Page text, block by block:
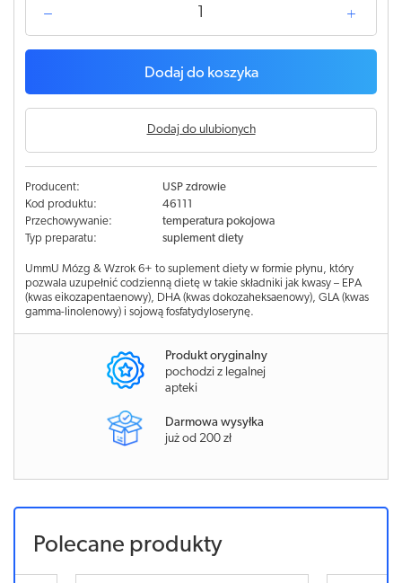
Dodaj do koszyka
Dodaj do ulubionych
Producent:
USP zdrowie
Kod produktu:
46111
Przechowywanie:
temperatura pokojowa
Typ preparatu:
suplement diety
UmmU Mózg & Wzrok 6+ to suplement diety w formie płynu, który
pozwala uzupełnić codzienną dietę w takie składniki jak kwasy – EPA
(kwas eikozapentaenowy), DHA (kwas dokozaheksaenowy), GLA (kwas
gamma-linolenowy) i sojową fosfatydyloserynę.
Produkt oryginalny
pochodzi z legalnej
apteki
Darmowa wysyłka
już od 200 zł
Polecane produkty